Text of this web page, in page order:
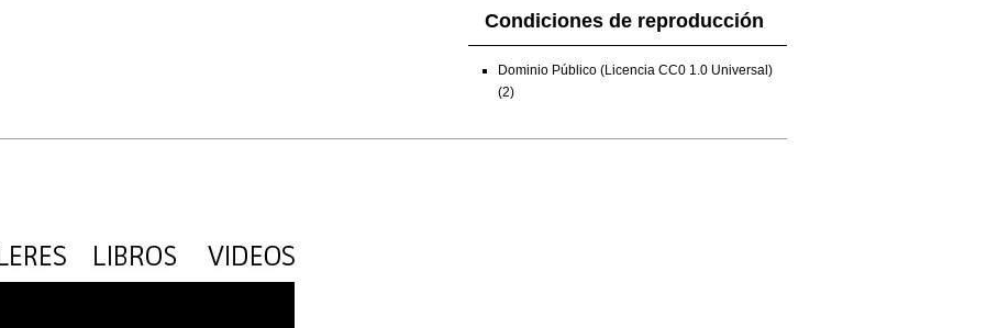
Condiciones de reproducción
Dominio Público (Licencia CC0 1.0 Universal)
(2)